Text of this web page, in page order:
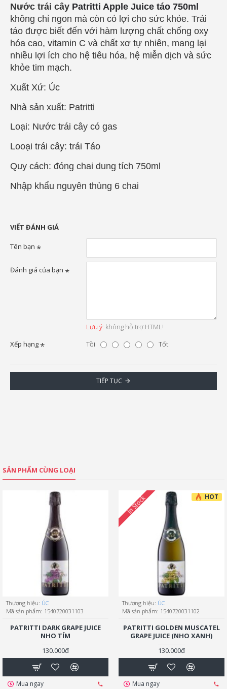
Nước trái cây Patritti Apple Juice táo 750ml
không chỉ ngon mà còn có lợi cho sức khỏe. Trái
táo được biết đến với hàm lượng chất chống oxy
hóa cao, vitamin C và chất xơ tự nhiên, mang lại
nhiều lợi ích cho hệ tiêu hóa, hệ miễn dịch và sức
khỏe tim mạch.
Xuất Xứ: Úc
Nhà sản xuất: Patritti
Loại: Nước trái cây có gas
Looại trái cây: trái Táo
Quy cách: đóng chai dung tích 750ml
Nhập khẩu nguyên thùng 6 chai
VIẾT ĐÁNH GIÁ
Tên bạn
Đánh giá của bạn
Lưu ý: không hỗ trợ HTML!
Xếp hạng
Tồi Tốt
TIẾP TỤC
SẢN PHẨM CÙNG LOẠI
Thương hiệu: ÚC
Mã sản phẩm: 1540720031103
PATRITTI DARK GRAPE JUICE
NHO TÍM
130.000đ
Mua ngay
HOT
In Stock
Thương hiệu: ÚC
Mã sản phẩm: 1540720031102
PATRITTI GOLDEN MUSCATEL
GRAPE JUICE (NHO XANH)
130.000đ
Mua ngay